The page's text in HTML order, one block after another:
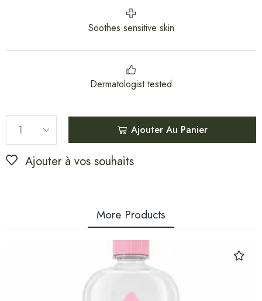
Soothes sensitive skin
Dermatologist tested
Ajouter Au Panier
Ajouter à vos souhaits
More Products